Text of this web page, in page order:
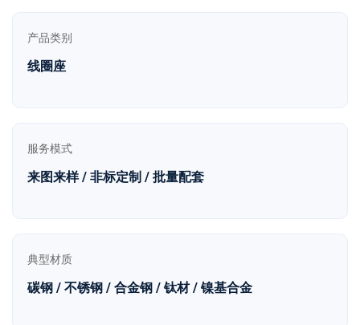
产品类别
线圈座
服务模式
来图来样 / 非标定制 / 批量配套
典型材质
碳钢 / 不锈钢 / 合金钢 / 钛材 / 镍基合金